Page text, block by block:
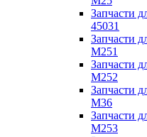
Запчасти
45031
Запчасти
M251
Запчасти
M252
Запчасти
M36
Запчасти
M253